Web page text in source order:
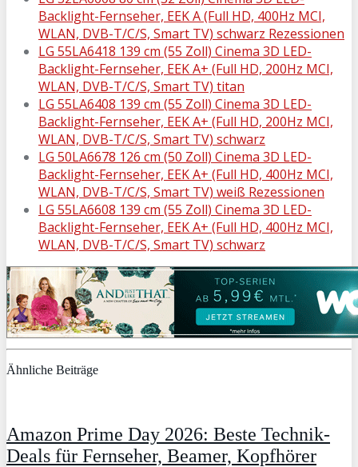
Backlight-Fernseher, EEK A (Full HD, 400Hz MCI,
WLAN, DVB-T/C/S, Smart TV) schwarz Rezessionen
LG 55LA6418 139 cm (55 Zoll) Cinema 3D LED-
Backlight-Fernseher, EEK A+ (Full HD, 200Hz MCI,
WLAN, DVB-T/C/S, Smart TV) titan
LG 55LA6408 139 cm (55 Zoll) Cinema 3D LED-
Backlight-Fernseher, EEK A+ (Full HD, 200Hz MCI,
WLAN, DVB-T/C/S, Smart TV) schwarz
LG 50LA6678 126 cm (50 Zoll) Cinema 3D LED-
Backlight-Fernseher, EEK A+ (Full HD, 400Hz MCI,
WLAN, DVB-T/C/S, Smart TV) weiß Rezessionen
LG 55LA6608 139 cm (55 Zoll) Cinema 3D LED-
Backlight-Fernseher, EEK A+ (Full HD, 400Hz MCI,
WLAN, DVB-T/C/S, Smart TV) schwarz
Ähnliche Beiträge
Amazon Prime Day 2026: Beste Technik-
Deals für Fernseher, Beamer, Kopfhörer